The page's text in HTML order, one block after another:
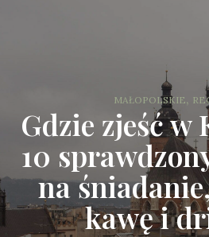
MAŁOPOLSKIE,
Gdzie zjeść w
10
na
kawę i